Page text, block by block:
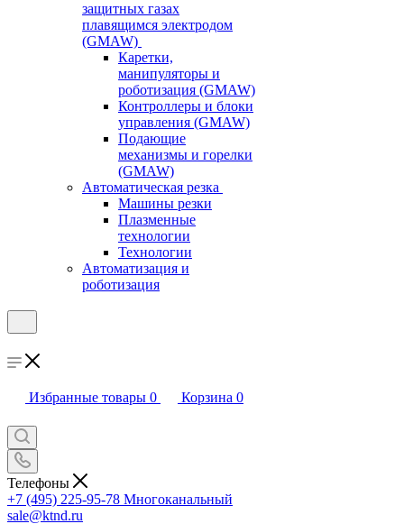
защитных газах
плавящимся электродом
(GMAW)
Каретки,
манипуляторы и
роботизация (GMAW)
Контроллеры и блоки
управления (GMAW)
Подающие
механизмы и горелки
(GMAW)
Автоматическая резка
Машины резки
Плазменные
технологии
Технологии
Автоматизация и
роботизация
Избранные товары 0 Корзина 0
Телефоны
+7 (495) 225-95-78 Многоканальный
sale@ktnd.ru